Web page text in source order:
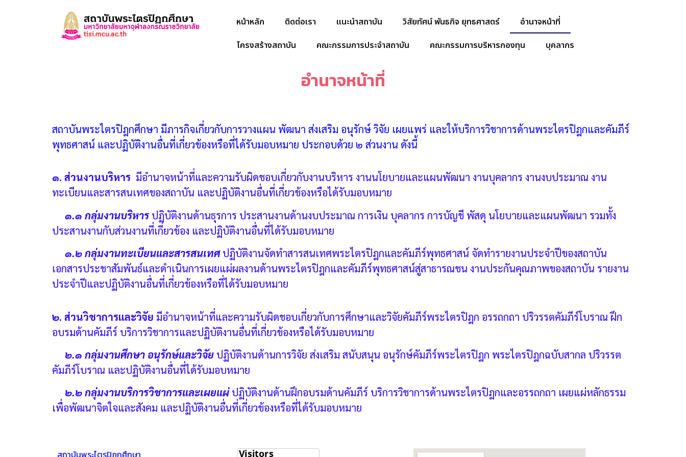
หน้าหลัก ติดต่อเรา แนะนำสถาบัน วิสัยทัศน์ พันธกิจ ยุทธศาสตร์
อำนาจหน้าที่
โครงสร้างสถาบัน
คณะกรรมการประจำสถาบัน คณะกรรมการบริหารกองทุน บุคลากร
อำนาจหน้าที่
สถาบันพระไตรปิฎกศึกษา มีภารกิจเกี่ยวกับการวางแผน พัฒนา ส่งเสริม อนุรักษ์ วิจัย เผยแพร่ และให้บริการวิชาการด้านพระไตรปิฎกและคัมภีร์
พุทธศาสน์ และปฏิบัติงานอื่นที่เกี่ยวข้องหรือที่ได้รับมอบหมาย ประกอบด้วย ๒ ส่วนงาน ดังนี้
๑. ส่วนงานบริหาร มีอำนาจหน้าที่และความรับผิดชอบเกี่ยวกับงานบริหาร งานนโยบายและแผนพัฒนา งานบุคลากร งานงบประมาณ งาน
ทะเบียนและสารสนเทศของสถาบัน และปฏิบัติงานอื่นที่เกี่ยวข้องหรือได้รับมอบหมาย
๑.๑ กลุ่มงานบริหารปฏิบัติงานด้านธุรการ ประสานงานด้านงบประมาณ การเงิน บุคลากร การบัญชี พัสดุ นโยบายและแผนพัฒนา รวมทั้ง
ประสานงานกับส่วนงานที่เกี่ยวข้อง และปฏิบัติงานอื่นที่ได้รับมอบหมาย
๑.๒ กลุ่มงานทะเบียนและสารสนเทศปฏิบัติงานจัดทำสารสนเทศพระไตรปิฎกและคัมภีร์พุทธศาสน์ จัดทำรายงานประจำปีของสถาบัน
เอกสารประชาสัมพันธ์และดำเนินการเผยแผ่ผลงานด้านพระไตรปิฎกและคัมภีร์พุทธศาสน์สู่สาธารณชน งานประกันคุณภาพของสถาบัน รายงาน
ประจำปีและปฏิบัติงานอื่นที่เกี่ยวข้องหรือที่ได้รับมอบหมาย
๒. ส่วนวิชาการและวิจัย มีอำนาจหน้าที่และความรับผิดชอบเกี่ยวกับการศึกษาและวิจัยคัมภีร์พระไตรปิฎก อรรถกถา ปริวรรตคัมภีร์โบราณ ฝึก
อบรมด้านคัมภีร์ บริการวิชาการและปฏิบัติงานอื่นที่เกี่ยวข้องหรือได้รับมอบหมาย
๒.๑ กลุ่มงานศึกษา อนุรักษ์และวิจัย ปฏิบัติงานด้านการวิจัย ส่งเสริม สนับสนุน อนุรักษ์คัมภีร์พระไตรปิฎก พระไตรปิฎกฉบับสากล ปริวรรต
คัมภีร์โบราณ และปฏิบัติงานอื่นที่ได้รับมอบหมาย
๒.๒ กลุ่มงานบริการวิชาการและเผยแผ่ปฏิบัติงานด้านฝึกอบรมด้านคัมภีร์ บริการวิชาการด้านพระไตรปิฎกและอรรถกถา เผยแผ่หลักธรรม
เพื่อพัฒนาจิตใจและสังคม และปฏิบัติงานอื่นที่เกี่ยวข้องหรือที่ได้รับมอบหมาย
สถาบันพระไตรปิฎกศึกษา